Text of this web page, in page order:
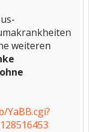
weiteren